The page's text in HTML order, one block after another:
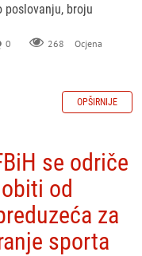
broju
0 268
Ocjena
OPŠIRNIJE
se odriče
od
za
sporta